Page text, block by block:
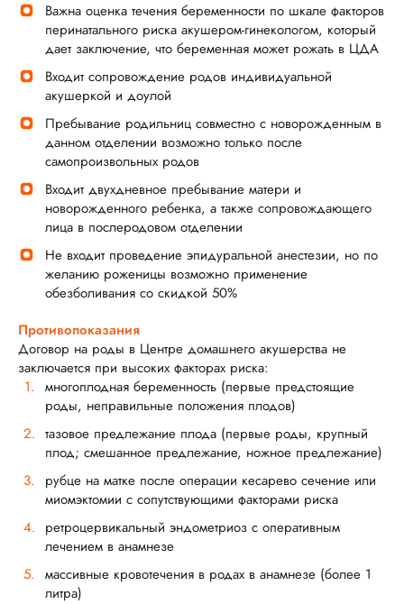
Важна оценка течения беременности по шкале факторов
перинатального риска акушером-гинекологом, который
дает заключение, что беременная может рожать в ЦДА
Входит сопровождение родов индивидуальной
акушеркой и доулой
Пребывание родильниц совместно с новорожденным в
данном отделении возможно только после
самопроизвольных родов
Входит двухдневное пребывание матери и
новорожденного ребенка, а также сопровождающего
лица в послеродовом отделении
Не входит проведение эпидуральной анестезии, но по
желанию роженицы возможно применение
обезболивания со скидкой 50%
Противопоказания
Договор на роды в Центре домашнего акушерства не
заключается при высоких факторах риска:
многоплодная беременность (первые предстоящие
роды, неправильные положения плодов)
тазовое предлежание плода (первые роды, крупный
плод; смешанное предлежание, ножное предлежание)
рубце на матке после операции кесарево сечение или
миомэктомии с сопутствующими факторами риска
ретроцервикальный эндометриоз с оперативным
лечением в анамнезе
массивные кровотечения в родах в анамнезе (более 1
литра)